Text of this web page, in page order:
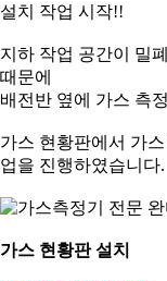
설치 작업 시작!!
지하 작업 공간이 밀
때문에
배전반 옆에 가스 측
가스 현황판에서 가
업을 진행하였습니다.
가스 현황판 설치